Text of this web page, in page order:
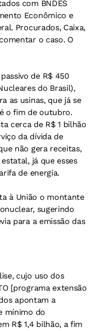
com BNDES
Econômico e
Procurados, Caixa,
o caso. O
de R$ 450
do Brasil),
as usinas, que já se
o fim de outubro.
cerca de R$ 1 bilhão
da dívida de
não gera receitas,
já que esses
de energia.
à União o montante
sugerindo
para a emissão das
cujo uso dos
[programa extensão
apontam a
mínimo do
R$ 1,4 bilhão, a fim